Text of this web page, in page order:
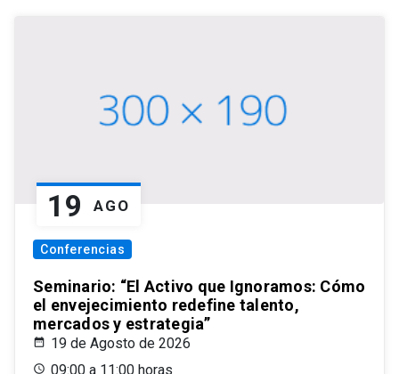
19 AGO
Conferencias
Seminario: “El Activo que Ignoramos: Cómo
el envejecimiento redefine talento,
mercados y estrategia”
19 de Agosto de 2026
09:00 a 11:00 horas